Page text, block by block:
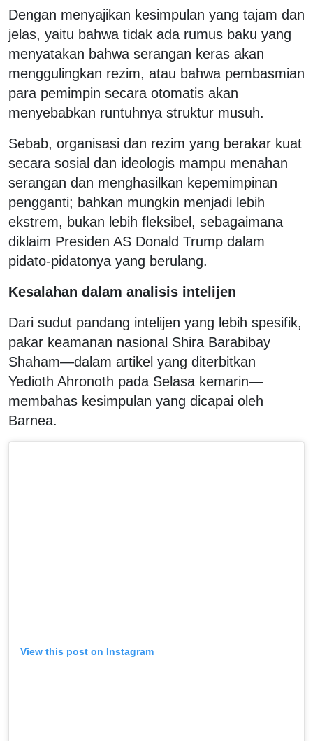
Dengan menyajikan kesimpulan yang tajam dan
jelas, yaitu bahwa tidak ada rumus baku yang
menyatakan bahwa serangan keras akan
menggulingkan rezim, atau bahwa pembasmian
para pemimpin secara otomatis akan
menyebabkan runtuhnya struktur musuh.
Sebab, organisasi dan rezim yang berakar kuat
secara sosial dan ideologis mampu menahan
serangan dan menghasilkan kepemimpinan
pengganti; bahkan mungkin menjadi lebih
ekstrem, bukan lebih fleksibel, sebagaimana
diklaim Presiden AS Donald Trump dalam
pidato-pidatonya yang berulang.
Kesalahan dalam analisis intelijen
Dari sudut pandang intelijen yang lebih spesifik,
pakar keamanan nasional Shira Barabibay
Shaham—dalam artikel yang diterbitkan
Yedioth Ahronoth pada Selasa kemarin—
membahas kesimpulan yang dicapai oleh
Barnea.
View this post on Instagram